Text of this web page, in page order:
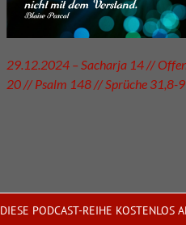
29.12.2024 – Sacharja 14 //
20 // Psalm 148 // Sprüche 31,8-9
DIESE PODCAST-REIHE KOSTENLOS